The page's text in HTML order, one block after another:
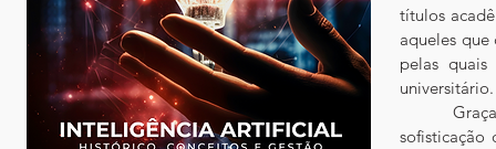
títulos
aqueles
pelas
sofisticação